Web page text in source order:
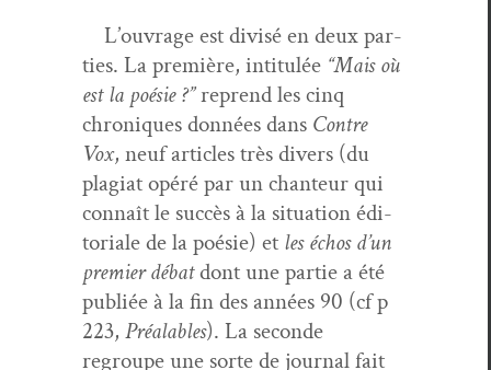
L’ou­vrage est divisé en deux par­
ties. La pre­mière, inti­t­ulée “Mais où
est la poésie ?”reprend les cinq
chroniques don­nées dans Con­tre
Vox, neuf arti­cles très divers (du
pla­giat opéré par un chanteur qui
con­naît le suc­cès à la sit­u­a­tion édi­
to­ri­ale de la poésie) et les échos d’un
pre­mier débatdont une par­tie a été
pub­liée à la fin des années 90 (cf p
223, Préal­ables). La sec­onde
regroupe une sorte de jour­nal fait